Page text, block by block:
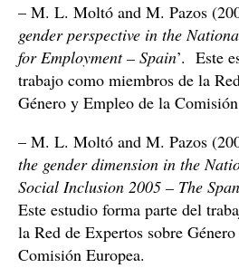
– M. L. Moltó and M. Pazos
gender perspective in the
for Employment – Spain’. Este
trabajo como miembros de la
Género y Empleo de la
– M. L. Moltó and M. Pazos
the gender dimension in the
Social Inclusion 2005 – The
Este estudio forma parte del
la Red de Expertos sobre
Comisión Europea.